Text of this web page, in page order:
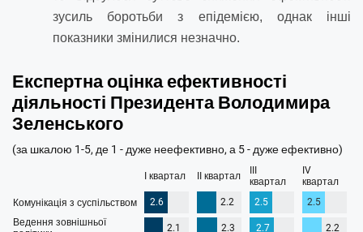
зусиль боротьби з епідемією, однак інші
показники змінилися незначно.